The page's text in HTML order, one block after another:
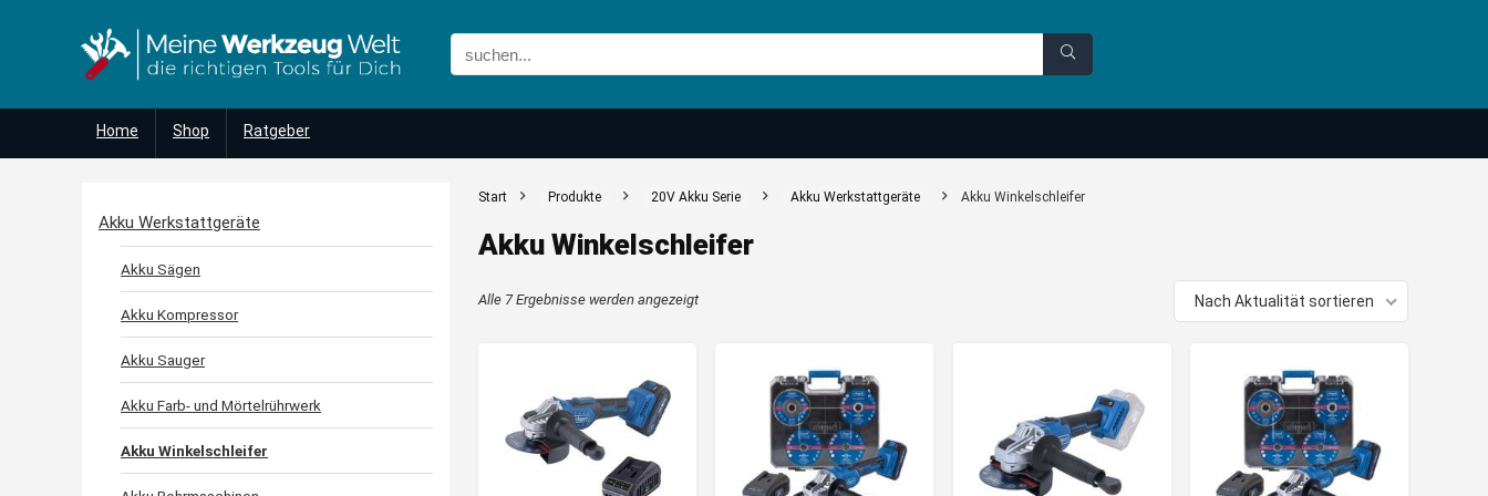
Home Shop Ratgeber
Akku Werkstattgeräte
Akku Sägen
Akku Kompressor
Akku Sauger
Akku Farb- und Mörtelrührwerk
Akku Winkelschleifer
Start Produkte 20V Akku Serie Akku Werkstattgeräte Akku Winkelschleifer
Akku Winkelschleifer
Alle 7 Ergebnisse werden angezeigtNach
Nach Aktualität sortieren